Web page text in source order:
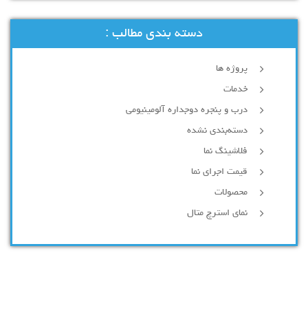
دسته بندی مطالب :
پروژه ها
خدمات
درب و پنجره دوجداره آلومینیومی
دسته‌بندی نشده
فلاشینگ نما
قیمت اجرای نما
محصولات
نمای استرچ متال